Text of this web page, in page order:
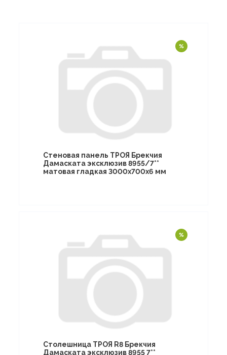
Стеновая панель ТРОЯ Брекчия
Дамаската эксклюзив 8955/7**
матовая гладкая 3000х700х6 мм
Столешница ТРОЯ R8 Брекчия
Дамаската эксклюзив 8955 7**